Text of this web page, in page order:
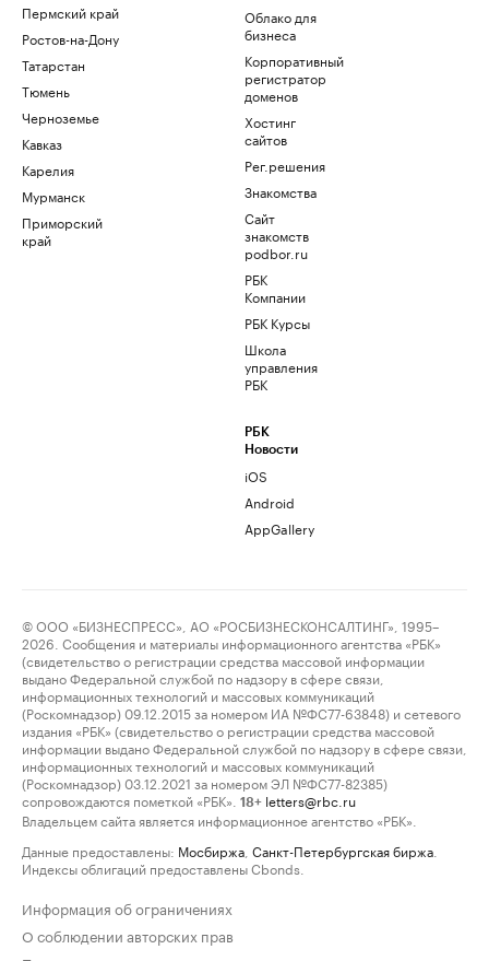
Пермский край
Ростов-на-Дону
Татарстан
Тюмень
Черноземье
Кавказ
Карелия
Мурманск
Приморский
край
Облако для
бизнеса
Корпоративный
регистратор
доменов
Хостинг
сайтов
Рег.решения
Знакомства
Сайт
знакомств
podbor.ru
РБК
Компании
РБК Курсы
Школа
управления
РБК
РБК
Новости
iOS
Android
AppGallery
© ООО «БИЗНЕСПРЕСС», АО «РОСБИЗНЕСКОНСАЛТИНГ», 1995–
2026. Сообщения и материалы информационного агентства «РБК»
(свидетельство о регистрации средства массовой информации
выдано Федеральной службой по надзору в сфере связи,
информационных технологий и массовых коммуникаций
(Роскомнадзор) 09.12.2015 за номером ИА №ФС77-63848) и сетевого
издания «РБК» (свидетельство о регистрации средства массовой
информации выдано Федеральной службой по надзору в сфере связи,
информационных технологий и массовых коммуникаций
(Роскомнадзор) 03.12.2021 за номером ЭЛ №ФС77-82385)
сопровождаются пометкой «РБК».
18+ letters@rbc.ru
Владельцем сайта является информационное агентство «РБК».
Данные предоставлены: Мосбиржа Санкт-Петербургская биржа
Индексы облигаций предоставлены Cbonds.
Информация об ограничениях
О соблюдении авторских прав